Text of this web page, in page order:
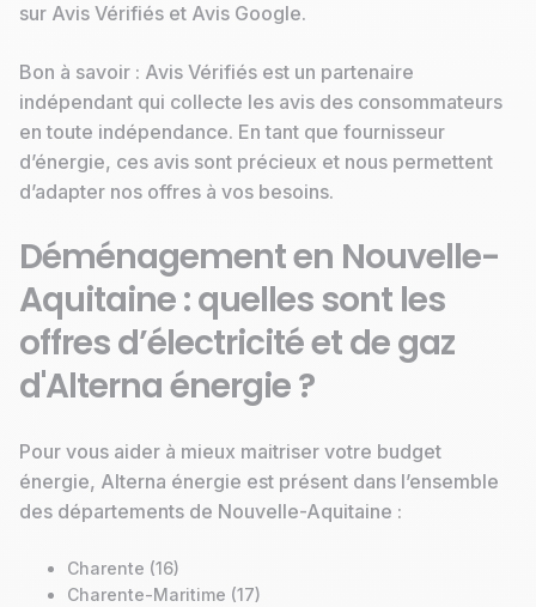
sur Avis Vérifiés et Avis Google.
Bon à savoir : Avis Vérifiés est un partenaire
indépendant qui collecte les avis des consommateurs
en toute indépendance. En tant que fournisseur
d’énergie, ces avis sont précieux et nous permettent
d’adapter nos offres à vos besoins.
Déménagement en Nouvelle-
Aquitaine : quelles sont les
offres d’électricité et de gaz
d'Alterna énergie ?
Pour vous aider à mieux maitriser votre budget
énergie, Alterna énergie est présent dans l’ensemble
des départements de Nouvelle-Aquitaine :
Charente (16)
Charente-Maritime (17)